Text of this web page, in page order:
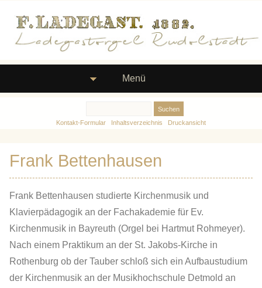
Menü
Kontakt-Formular Inhaltsverzeichnis Druckansicht
Frank Bettenhausen
Frank Bettenhausen studierte Kirchenmusik und
Klavierpädagogik an der Fachakademie für Ev.
Kirchenmusik in Bayreuth (Orgel bei Hartmut Rohmeyer).
Nach einem Praktikum an der St. Jakobs-Kirche in
Rothenburg ob der Tauber schloß sich ein Aufbaustudium
der Kirchenmusik an der Musikhochschule Detmold an